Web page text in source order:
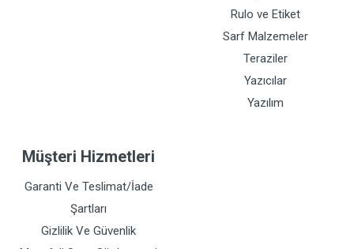
Rulo ve Etiket
Sarf Malzemeler
Teraziler
Yazıcılar
Yazılım
Müşteri Hizmetleri
Garanti Ve Teslimat/İade
Şartları
Gizlilik Ve Güvenlik